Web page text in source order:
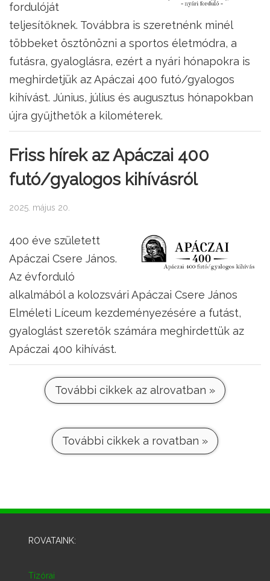
fordulóját
teljesítőknek. Továbbra is szeretnénk minél
többeket ösztönözni a sportos életmódra, a
futásra, gyaloglásra, ezért a nyári hónapokra is
meghirdetjük az Apáczai 400 futó/gyalogos
kihívást. Június, július és augusztus hónapokban
újra gyűjthetők a kilométerek.
Friss hírek az Apáczai 400
futó/gyalogos kihívásról
2025. május 20.
400 éve született
Apáczai Csere János.
Az évforduló
alkalmából a kolozsvári Apáczai Csere János
Elméleti Líceum kezdeményezésére a futást,
gyaloglást szeretők számára meghirdettük az
Apáczai 400 kihívást.
További cikkek az alrovatban »
További cikkek a rovatban »
ROVATAINK:
Tízórai